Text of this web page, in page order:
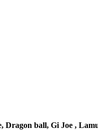
Dragon ball, Gi Joe ,